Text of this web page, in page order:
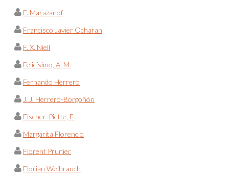
F. Marazanof
Francisco Javier Ocharan
F. X. Niell
Felicísimo, A. M.
Fernando Herrero
J. J. Herrero-Borgoñón
Fischer-Piette, E.
Margarita Florencio
Florent Prunier
Florian Weihrauch